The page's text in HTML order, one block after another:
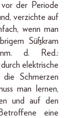
der Periode
verzichte auf
wenn man
Süßkram
d. Red.:
elektrische
Schmerzen
man lernen,
und auf den
eine